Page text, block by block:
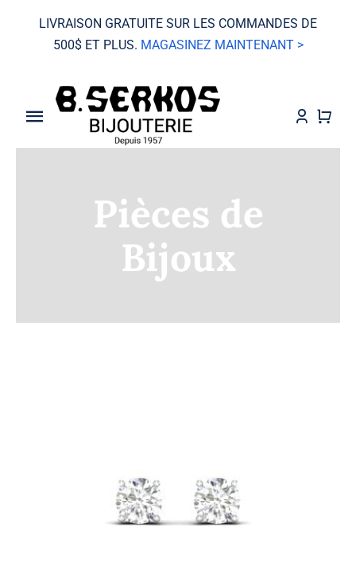
LIVRAISON GRATUITE SUR LES COMMANDES DE
500$ ET PLUS. MAGASINEZ MAINTENANT >
Toggle
Navigation
Pièces de
Bijoux